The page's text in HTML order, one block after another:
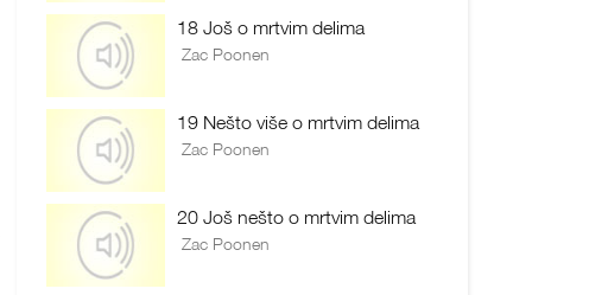
18 Još o mrtvim delima
Zac Poonen
19 Nešto više o mrtvim delima
Zac Poonen
20 Još nešto o mrtvim delima
Zac Poonen